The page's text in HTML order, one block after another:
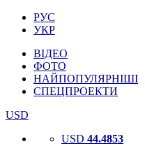
РУС
УКР
ВІДЕО
ФОТО
НАЙПОПУЛЯРНІШІ
СПЕЦПРОЕКТИ
USD
USD 44.4853